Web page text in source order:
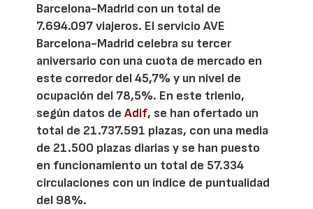
Barcelona-Madrid con un total de
7.694.097 viajeros. El servicio AVE
Barcelona-Madrid celebra su tercer
aniversario con una cuota de mercado en
este corredor del 45,7% y un nivel de
ocupación del 78,5%. En este trienio,
según datos deAdif, se han ofertado un
total de 21.737.591 plazas, con una media
de 21.500 plazas diarias y se han puesto
en funcionamiento un total de 57.334
circulaciones con un índice de puntualidad
del 98%.